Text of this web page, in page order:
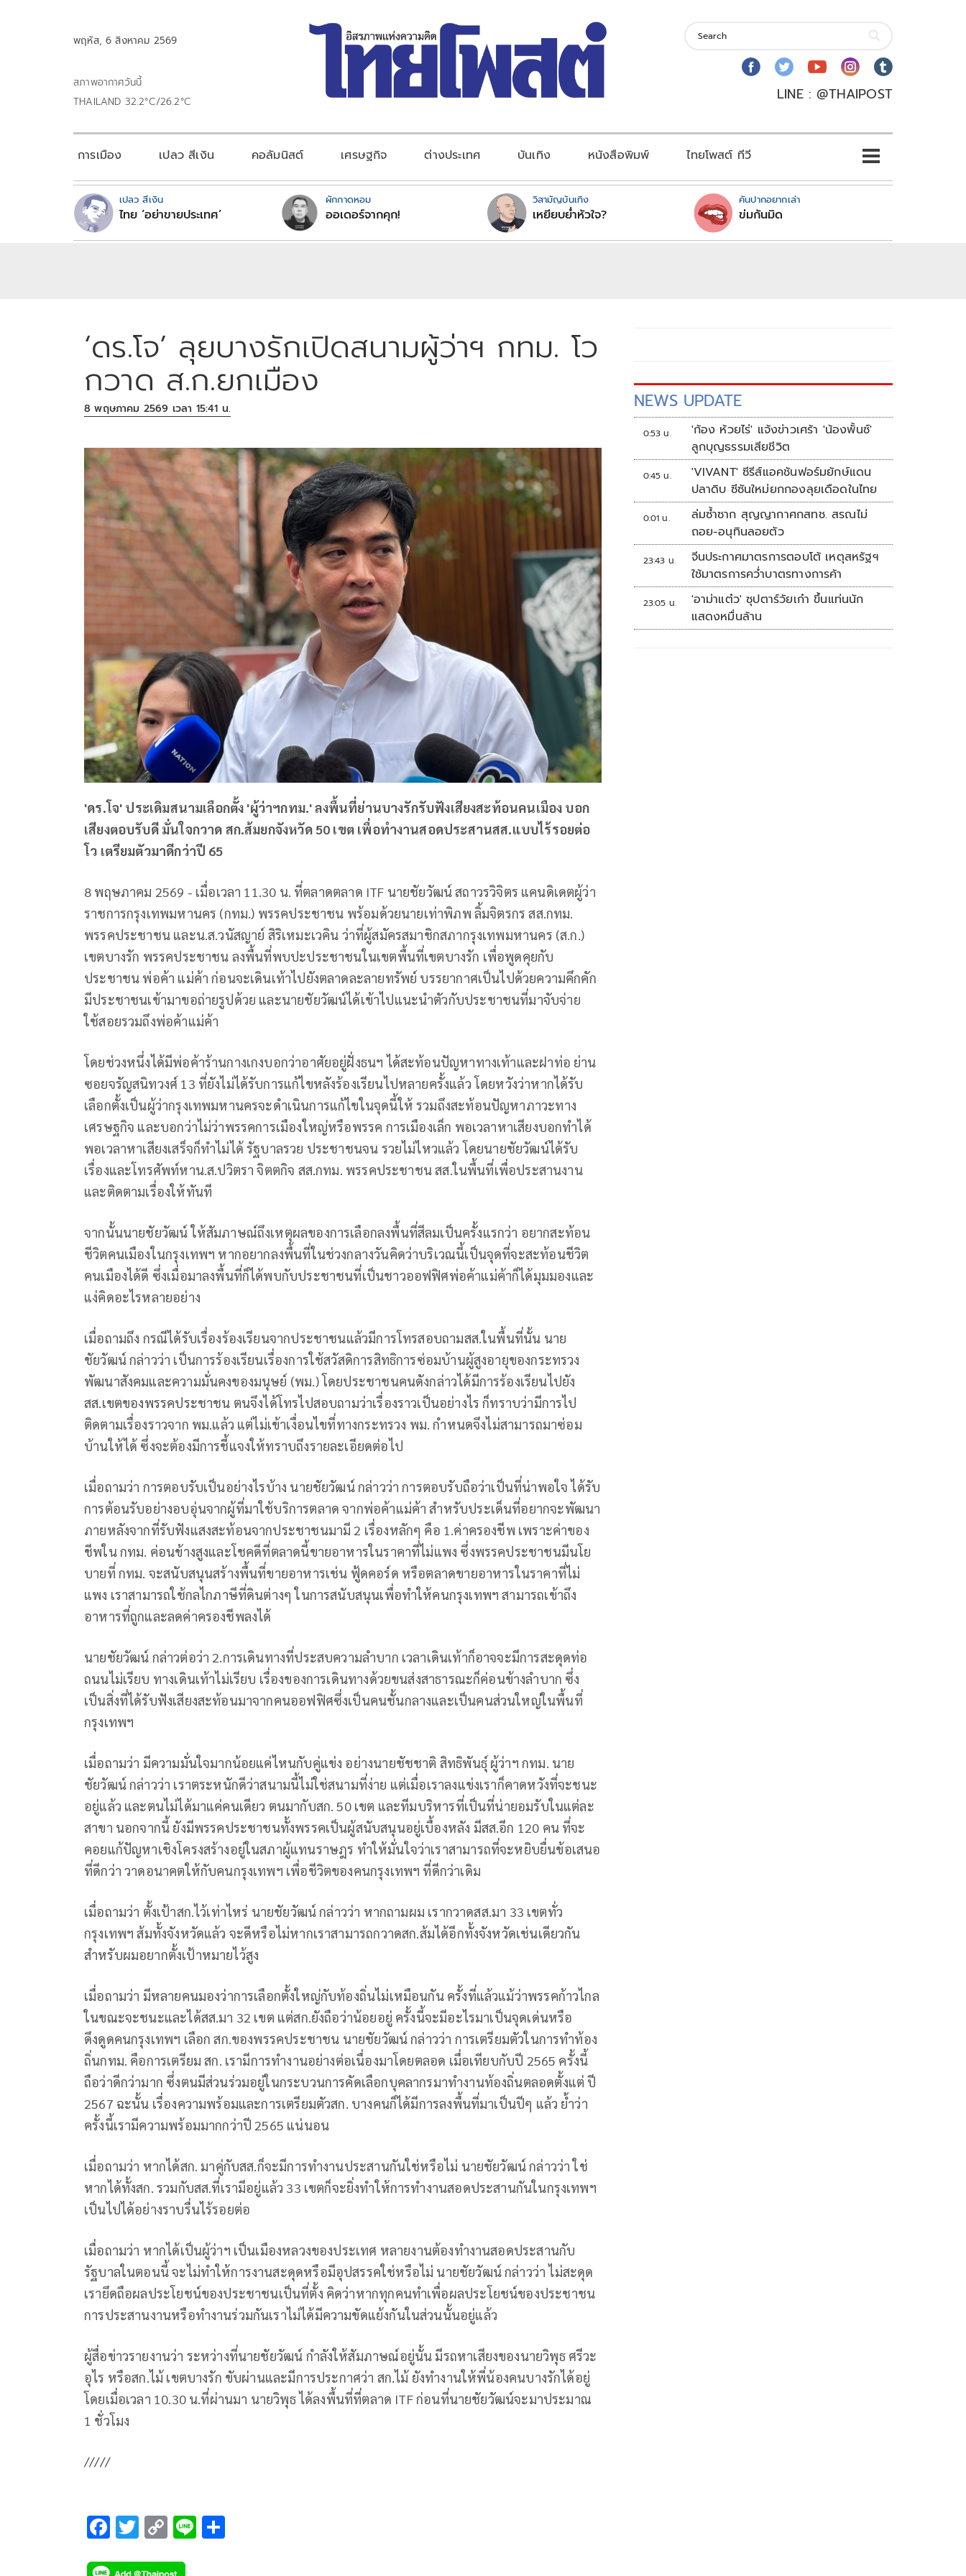
พฤหัส, 6 สิงหาคม 2569
สภาพอากาศวันนี้
THAILAND 32.2°C/26.2°C
LINE : @THAIPOST
การเมือง เปลว สีเงิน คอลัมนิสต์ เศรษฐกิจ ต่างประเทศ บันเทิง หนังสือพิมพ์ ไทยโพสต์ ทีวี
เปลว สีเงิน
ไทย ‘อย่าขายประเทศ’
ผักกาดหอม
ออเดอร์จากคุก!
วิสามัญบันเทิง
เหยียบย่ำหัวใจ?
คันปากอยากเล่า
ข่มกันมิด
‘ดร.โจ’ ลุยบางรักเปิดสนามผู้ว่าฯ กทม. โว
กวาด ส.ก.ยกเมือง
8 พฤษภาคม 2569 เวลา 15:41 น.
'ดร.โจ' ประเดิมสนามเลือกตั้ง 'ผู้ว่าฯกทม.' ลงพื้นที่ย่านบางรักรับฟังเสียงสะท้อนคนเมือง บอก
เสียงตอบรับดี มั่นใจกวาด สก.ส้มยกจังหวัด 50 เขต เพื่อทำงานสอดประสานสส.แบบไร้รอยต่อ
โว เตรียมตัวมาดีกว่าปี 65
8 พฤษภาคม 2569 - เมื่อเวลา 11.30 น. ที่ตลาดตลาด ITF นายชัยวัฒน์ สถาวรวิจิตร แคนดิเดตผู้ว่า
ราชการกรุงเทพมหานคร (กทม.) พรรคประชาชน พร้อมด้วยนายเท่าพิภพ ลิ้มจิตรกร สส.กทม.
พรรคประชาชน และน.ส.วนัสญาย์ สิริเหมะเวคิน ว่าที่ผู้สมัครสมาชิกสภากรุงเทพมหานคร (ส.ก.)
เขตบางรัก พรรคประชาชน ลงพื้นที่พบปะประชาชนในเขตพื้นที่เขตบางรัก เพื่อพูดคุยกับ
ประชาชน พ่อค้า แม่ค้า ก่อนจะเดินเท้าไปยังตลาดละลายทรัพย์ บรรยากาศเป็นไปด้วยความคึกคัก
มีประชาชนเข้ามาขอถ่ายรูปด้วย และนายชัยวัฒน์ได้เข้าไปแนะนำตัวกับประชาชนที่มาจับจ่าย
ใช้สอยรวมถึงพ่อค้าแม่ค้า
โดยช่วงหนึ่งได้มีพ่อค้าร้านกางเกงบอกว่าอาศัยอยู่ฝั่งธนฯ ได้สะท้อนปัญหาทางเท้าและฝาท่อ ย่าน
ซอยจรัญสนิทวงศ์ 13 ที่ยังไม่ได้รับการแก้ไขหลังร้องเรียนไปหลายครั้งแล้ว โดยหวังว่าหากได้รับ
เลือกตั้งเป็นผู้ว่ากรุงเทพมหานครจะดำเนินการแก้ไขในจุดนี้ให้ รวมถึงสะท้อนปัญหาภาวะทาง
เศรษฐกิจ และบอกว่าไม่ว่าพรรคการเมืองใหญ่หรือพรรค การเมืองเล็ก พอเวลาหาเสียงบอกทำได้
พอเวลาหาเสียงเสร็จก็ทำไม่ได้ รัฐบาลรวย ประชาชนจน รวยไม่ไหวแล้ว โดยนายชัยวัฒน์ได้รับ
เรื่องและโทรศัพท์หาน.ส.ปวิตรา จิตตกิจ สส.กทม. พรรคประชาชน สส.ในพื้นที่เพื่อประสานงาน
และติดตามเรื่องให้ทันที
จากนั้นนายชัยวัฒน์ ให้สัมภาษณ์ถึงเหตุผลของการเลือกลงพื้นที่สีลมเป็นครั้งแรกว่า อยากสะท้อน
ชีวิตคนเมืองในกรุงเทพฯ หากอยากลงพื้นที่ในช่วงกลางวันคิดว่าบริเวณนี้เป็นจุดที่จะสะท้อนชีวิต
คนเมืองได้ดี ซึ่งเมื่อมาลงพื้นที่ก็ได้พบกับประชาชนที่เป็นชาวออฟฟิศพ่อค้าแม่ค้าก็ได้มุมมองและ
แง่คิดอะไรหลายอย่าง
เมื่อถามถึง กรณีได้รับเรื่องร้องเรียนจากประชาชนแล้วมีการโทรสอบถามสส.ในพื้นที่นั้น นาย
ชัยวัฒน์ กล่าวว่า เป็นการร้องเรียนเรื่องการใช้สวัสดิการสิทธิการซ่อมบ้านผู้สูงอายุของกระทรวง
พัฒนาสังคมและความมั่นคงของมนุษย์ (พม.) โดยประชาชนคนดังกล่าวได้มีการร้องเรียนไปยัง
สส.เขตของพรรคประชาชน ตนจึงได้โทรไปสอบถามว่าเรื่องราวเป็นอย่างไร ก็ทราบว่ามีการไป
ติดตามเรื่องราวจาก พม.แล้ว แต่ไม่เข้าเงื่อนไขที่ทางกระทรวง พม. กำหนดจึงไม่สามารถมาซ่อม
บ้านให้ได้ ซึ่งจะต้องมีการชี้แจงให้ทราบถึงรายละเอียดต่อไป
เมื่อถามว่า การตอบรับเป็นอย่างไรบ้าง นายชัยวัฒน์ กล่าวว่า การตอบรับถือว่าเป็นที่น่าพอใจ ได้รับ
การต้อนรับอย่างอบอุ่นจากผู้ที่มาใช้บริการตลาด จากพ่อค้าแม่ค้า สำหรับประเด็นที่อยากจะพัฒนา
ภายหลังจากที่รับฟังแสงสะท้อนจากประชาชนมามี 2 เรื่องหลักๆ คือ 1.ค่าครองชีพ เพราะค่าของ
ชีพใน กทม. ค่อนข้างสูงและโชคดีที่ตลาดนี้ขายอาหารในราคาที่ไม่แพง ซึ่งพรรคประชาชนมีนโย
บายที่ กทม. จะสนับสนุนสร้างพื้นที่ขายอาหารเช่น ฟู้ดคอร์ด หรือตลาดขายอาหารในราคาที่ไม่
แพง เราสามารถใช้กลไกภาษีที่ดินต่างๆ ในการสนับสนุนเพื่อทำให้คนกรุงเทพฯ สามารถเข้าถึง
อาหารที่ถูกและลดค่าครองชีพลงได้
นายชัยวัฒน์ กล่าวต่อว่า 2.การเดินทางที่ประสบความลำบาก เวลาเดินเท้าก็อาจจะมีการสะดุดท่อ
ถนนไม่เรียบ ทางเดินเท้าไม่เรียบ เรื่องของการเดินทางด้วยขนส่งสาธารณะก็ค่อนข้างลำบาก ซึ่ง
เป็นสิ่งที่ได้รับฟังเสียงสะท้อนมาจากคนออฟฟิศซึ่งเป็นคนชั้นกลางและเป็นคนส่วนใหญ่ในพื้นที่
กรุงเทพฯ
เมื่อถามว่า มีความมั่นใจมากน้อยแค่ไหนกับคู่แข่ง อย่างนายชัชชาติ สิทธิพันธุ์ ผู้ว่าฯ กทม. นาย
ชัยวัฒน์ กล่าวว่า เราตระหนักดีว่าสนามนี้ไม่ใช่สนามที่ง่าย แต่เมื่อเราลงแข่งเราก็คาดหวังที่จะชนะ
อยู่แล้ว และตนไม่ได้มาแค่คนเดียว ตนมากับสก. 50 เขต และทีมบริหารที่เป็นที่น่ายอมรับในแต่ละ
สาขา นอกจากนี้ ยังมีพรรคประชาชนทั้งพรรคเป็นผู้สนับสนุนอยู่เบื้องหลัง มีสส.อีก 120 คน ที่จะ
คอยแก้ปัญหาเชิงโครงสร้างอยู่ในสภาผู้แทนราษฎร ทำให้มั่นใจว่าเราสามารถที่จะหยิบยื่นข้อเสนอ
ที่ดีกว่า วาดอนาคตให้กับคนกรุงเทพฯ เพื่อชีวิตของคนกรุงเทพฯ ที่ดีกว่าเดิม
เมื่อถามว่า ตั้งเป้าสก.ไว้เท่าไหร่ นายชัยวัฒน์ กล่าวว่า หากถามผม เรากวาดสส.มา 33 เขตทั่ว
กรุงเทพฯ ส้มทั้งจังหวัดแล้ว จะดีหรือไม่หากเราสามารถกวาดสก.ส้มได้อีกทั้งจังหวัดเช่นเดียวกัน
สำหรับผมอยากตั้งเป้าหมายไว้สูง
เมื่อถามว่า มีหลายคนมองว่าการเลือกตั้งใหญ่กับท้องถิ่นไม่เหมือนกัน ครั้งที่แล้วแม้ว่าพรรคก้าวไกล
ในขณะจะชนะและได้สส.มา 32 เขต แต่สก.ยังถือว่าน้อยอยู่ ครั้งนี้จะมีอะไรมาเป็นจุดเด่นหรือ
ดึงดูดคนกรุงเทพฯ เลือก สก.ของพรรคประชาชน นายชัยวัฒน์ กล่าวว่า การเตรียมตัวในการทำท้อง
ถิ่นกทม. คือการเตรียม สก. เรามีการทำงานอย่างต่อเนื่องมาโดยตลอด เมื่อเทียบกับปี 2565 ครั้งนี้
ถือว่าดีกว่ามาก ซึ่งตนมีส่วนร่วมอยู่ในกระบวนการคัดเลือกบุคลากรมาทำงานท้องถิ่นตลอดตั้งแต่ ปี
2567 ฉะนั้น เรื่องความพร้อมและการเตรียมตัวสก. บางคนก็ได้มีการลงพื้นที่มาเป็นปีๆ แล้ว ย้ำว่า
ครั้งนี้เรามีความพร้อมมากกว่าปี 2565 แน่นอน
เมื่อถามว่า หากได้สก. มาคู่กับสส.ก็จะมีการทำงานประสานกันใช่หรือไม่ นายชัยวัฒน์ กล่าวว่า ใช่
หากได้ทั้งสก. รวมกับสส.ที่เรามีอยู่แล้ว 33 เขตก็จะยิ่งทำให้การทำงานสอดประสานกันในกรุงเทพฯ
เป็นไปได้อย่างราบรื่นไร้รอยต่อ
เมื่อถามว่า หากได้เป็นผู้ว่าฯ เป็นเมืองหลวงของประเทศ หลายงานต้องทำงานสอดประสานกับ
รัฐบาลในตอนนี้ จะไม่ทำให้การงานสะดุดหรือมีอุปสรรคใช่หรือไม่ นายชัยวัฒน์ กล่าวว่า ไม่สะดุด
เรายึดถือผลประโยชน์ของประชาชนเป็นที่ตั้ง คิดว่าหากทุกคนทำเพื่อผลประโยชน์ของประชาชน
การประสานงานหรือทำงานร่วมกันเราไม่ได้มีความขัดแย้งกันในส่วนนั้นอยู่แล้ว
ผู้สื่อข่าวรายงานว่า ระหว่างที่นายชัยวัฒน์ กำลังให้สัมภาษณ์อยู่นั้น มีรถหาเสียงของนายวิพุธ ศรีวะ
อุไร หรือสก.ไม้ เขตบางรัก ขับผ่านและมีการประกาศว่า สก.ไม้ ยังทำงานให้พี่น้องคนบางรักได้อยู่
โดยเมื่อเวลา 10.30 น.ที่ผ่านมา นายวิพุธ ได้ลงพื้นที่ที่ตลาด ITF ก่อนที่นายชัยวัฒน์จะมาประมาณ
1 ชั่วโมง
/////
F T C Li
NEWS UPDATE
0:53 น.
'ก้อง ห้วยไร่' แจ้งข่าวเศร้า 'น้องพั้นช์'
ลูกบุญธรรมเสียชีวิต
0:45 น.
'VIVANT' ซีรีส์แอคชันฟอร์มยักษ์แดน
ปลาดิบ ซีซันใหม่ยกกองลุยเดือดในไทย
0:01 น.
ล่มซ้ำซาก สุญญากาศกสทช. สรณไม่
ถอย-อนุทินลอยตัว
23:43 น.
จีนประกาศมาตรการตอบโต้ เหตุสหรัฐฯ
ใช้มาตรการคว่ำบาตรทางการค้า
23:05 น.
'อาม่าแต๋ว' ซุปตาร์วัยเก๋า ขึ้นแท่นนัก
แสดงหมื่นล้าน